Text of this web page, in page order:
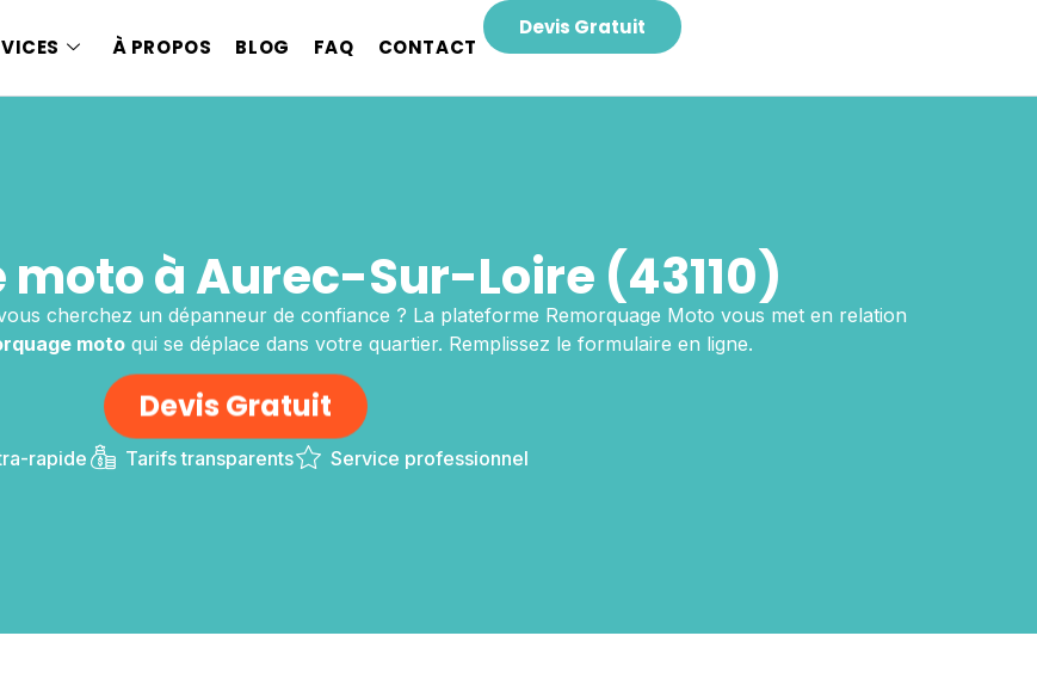
À PROPOS BLOG FAQ CONTACT
Devis Gratuit
à Aurec-Sur-Loire (43110)
cherchez un dépanneur de confiance ? La plateforme Remorquage Moto vous met en relation
moto qui se déplace dans votre quartier. Remplissez le formulaire en ligne.
Devis Gratuit
rapide Tarifs transparents Service professionnel